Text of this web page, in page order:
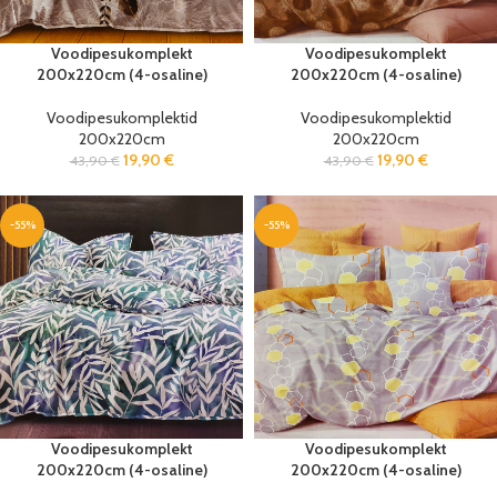
Voodipesukomplekt
200x220cm (4-osaline)
Voodipesukomplektid
200x220cm
43,90€ 19,90 €
Voodipesukomplekt
200x220cm (4-osaline)
Voodipesukomplektid
200x220cm
43,90€ 19,90 €
-55%
Voodipesukomplekt
200x220cm (4-osaline)
-55%
Voodipesukomplekt
200x220cm (4-osaline)